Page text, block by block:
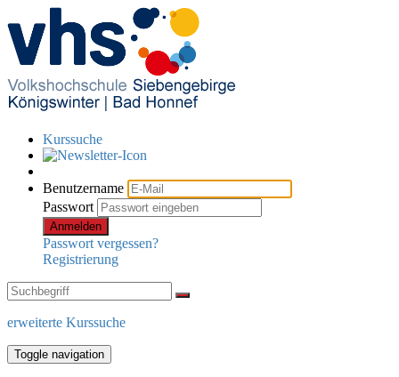
Kurssuche
Benutzername
Passwort
Anmelden
Passwort vergessen?
Registrierung
erweiterte Kurssuche
Toggle navigation